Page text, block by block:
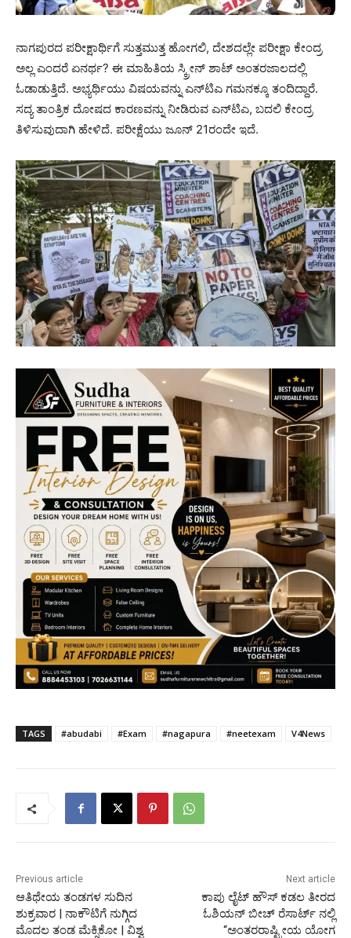
ನಾಗಪುರದ ಪರೀಕ್ಷಾರ್ಥಿಗೆ ಸುತ್ತಮುತ್ತ ಹೋಗಲಿ, ದೇಶದಲ್ಲೇ ಪರೀಕ್ಷಾ ಕೇಂದ್ರ
ಅಲ್ಲ ಎಂದರೆ ಏನರ್ಥ? ಈ ಮಾಹಿತಿಯ ಸ್ಕ್ರೀನ್ ಶಾಟ್ ಅಂತರಜಾಲದಲ್ಲಿ
ಓಡಾಡುತ್ತಿದೆ. ಅಭ್ಯರ್ಥಿಯು ವಿಷಯವನ್ನು ಎನ್‌ಟಿಎ ಗಮನಕ್ಕೂ ತಂದಿದ್ದಾರೆ.
ಸದ್ಯ ತಾಂತ್ರಿಕ ದೋಷದ ಕಾರಣವನ್ನು ನೀಡಿರುವ ಎನ್‌ಟಿಎ, ಬದಲಿ ಕೇಂದ್ರ
ತಿಳಿಸುವುದಾಗಿ ಹೇಳಿದೆ. ಪರೀಕ್ಷೆಯು ಜೂನ್ 21ರಂದೇ ಇದೆ.
TAGS #abudabi #Exam #nagapura #neetexam V4News
Previous article
ಆತಿಥೇಯ ತಂಡಗಳ ಸುದಿನ
ಶುಕ್ರವಾರ | ನಾಕೌಟಿಗೆ ನುಗ್ಗಿದ
ಮೊದಲ ತಂಡ ಮೆಕ್ಸಿಕೋ | ವಿಶ್ವ
Next article
ಕಾಪು ಲೈಟ್ ಹೌಸ್ ಕಡಲ ತೀರದ
ಓಶಿಯನ್ ಬೀಚ್ ರೆಸಾರ್ಟ್ ನಲ್ಲಿ
“ಅಂತರರಾಷ್ಟ್ರೀಯ ಯೋಗ